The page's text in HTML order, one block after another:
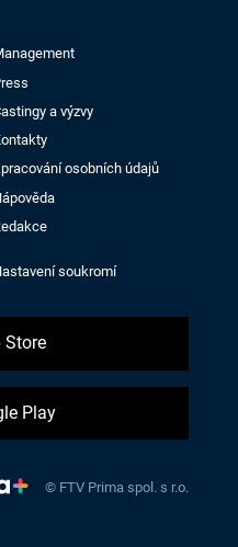
a výzvy
osobních údajů
soukromí
Store
Play
© FTV Prima spol. s r.o.